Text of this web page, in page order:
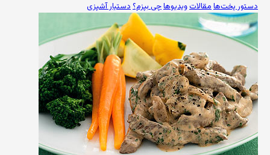
دستور پخت‌هامقالاتویدیوهاچی بپزم؟دستیار آشپزی